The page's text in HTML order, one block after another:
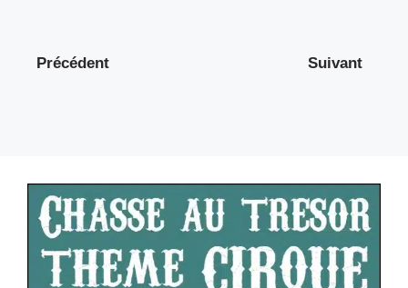
Précédent Suivant